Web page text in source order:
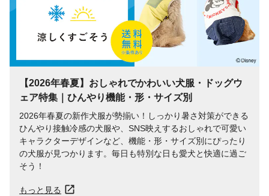
【2026年春夏】おしゃれでかわいい犬服・ドッグウ
ェア特集｜ひんやり機能・形・サイズ別
2026年春夏の新作犬服が勢揃い！しっかり暑さ対策ができる
ひんやり接触冷感の犬服や、SNS映えするおしゃれで可愛い
キャラクターデザインなど、機能・形・サイズ別にぴったり
の犬服が見つかります。毎日も特別な日も愛犬と快適に過ご
そう！
もっと見る